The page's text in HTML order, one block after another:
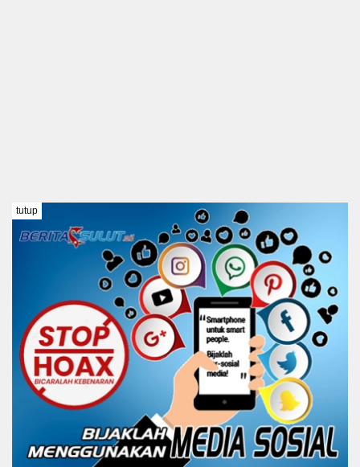
TENTANG KAMI REDAKSI
DISCLAIMER
PEDOMAN MEDIA SIBER
KODE ETIK
Copyright @ 2021 BERITA SULUT #BeritaTanpaBatas
tutup